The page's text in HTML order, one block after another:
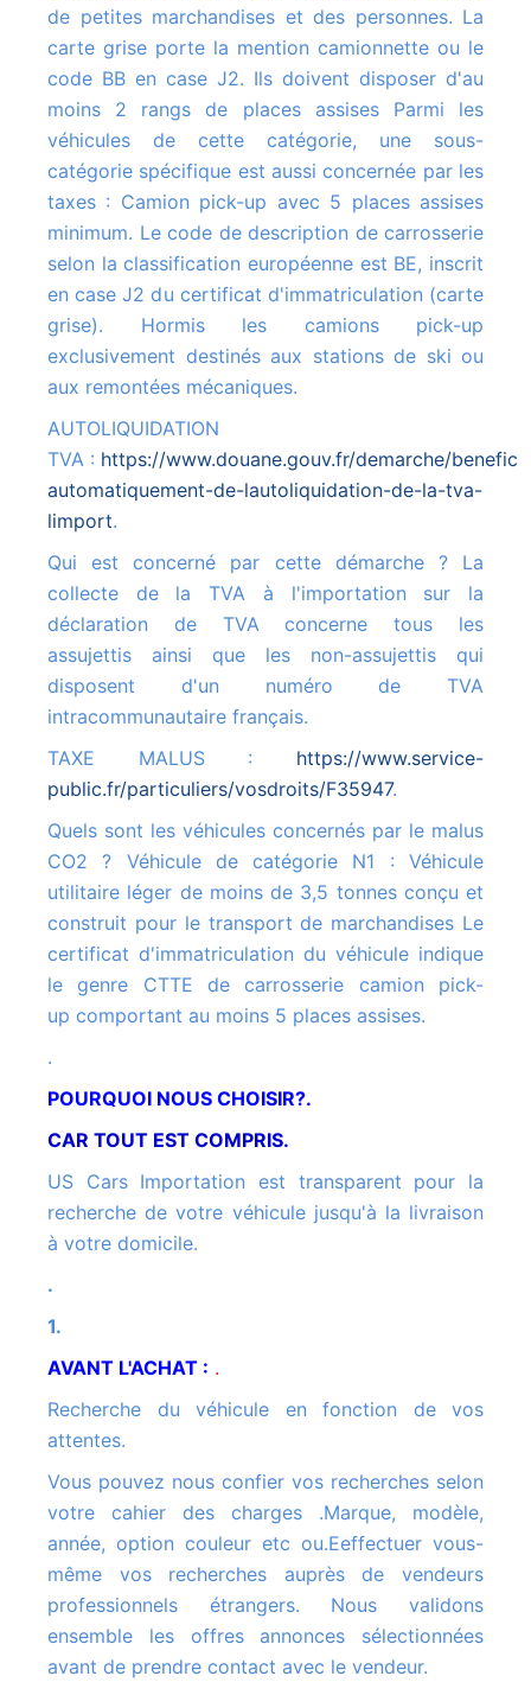
de petites marchandises et des personnes. La
carte grise porte la mention camionnette ou le
code BB en case J2. Ils doivent disposer d'au
moins 2 rangs de places assises Parmi les
véhicules de cette catégorie, une sous-
catégorie spécifique est aussi concernée par les
taxes : Camion pick-up avec 5 places assises
minimum. Le code de description de carrosserie
selon la classification européenne est BE, inscrit
en case J2 du certificat d'immatriculation (carte
grise). Hormis les camions pick-up
exclusivement destinés aux stations de ski ou
aux remontées mécaniques.
AUTOLIQUIDATION
TVA : https://www.douane.gouv.fr/demarche/
automatiquement-de-lautoliquidation-de-la-tva-
limport.
Qui est concerné par cette démarche ? La
collecte de la TVA à l'importation sur la
déclaration de TVA concerne tous les
assujettis ainsi que les non-assujettis qui
disposent d'un numéro de TVA
intracommunautaire français.
TAXE MALUS : https://www.service-
public.fr/particuliers/vosdroits/F35947.
Quels sont les véhicules concernés par le malus
CO2 ? Véhicule de catégorie N1 : Véhicule
utilitaire léger de moins de 3,5 tonnes conçu et
construit pour le transport de marchandises Le
certificat d'immatriculation du véhicule indique
le genre CTTE de carrosserie camion pick-
up comportant au moins 5 places assises.
.
POURQUOI NOUS CHOISIR?.
CAR TOUT EST COMPRIS.
US Cars Importation est transparent pour la
recherche de votre véhicule jusqu'à la livraison
à votre domicile.
.
1.
AVANT L'ACHAT : .
Recherche du véhicule en fonction de vos
attentes.
Vous pouvez nous confier vos recherches selon
votre cahier des charges .Marque, modèle,
année, option couleur etc ou.Eeffectuer vous-
même vos recherches auprès de vendeurs
professionnels étrangers. Nous validons
ensemble les offres annonces sélectionnées
avant de prendre contact avec le vendeur.